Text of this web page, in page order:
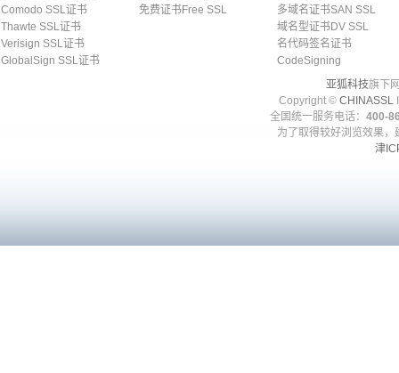
Comodo SSL证书
Thawte SSL证书
Verisign SSL证书
GlobalSign SSL证书
免费证书Free SSL
多域名证书SAN SSL
域名型证书DV SSL
名代码签名证书
CodeSigning
亚狐科技旗下
Copyright © CHINASSL
全国统一服务电话： 400-
为了取得较好浏览效果
津